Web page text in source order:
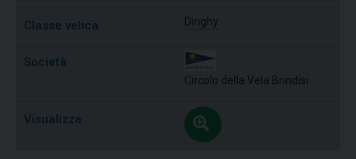
Dinghy
Circolo della Vela Brindisi